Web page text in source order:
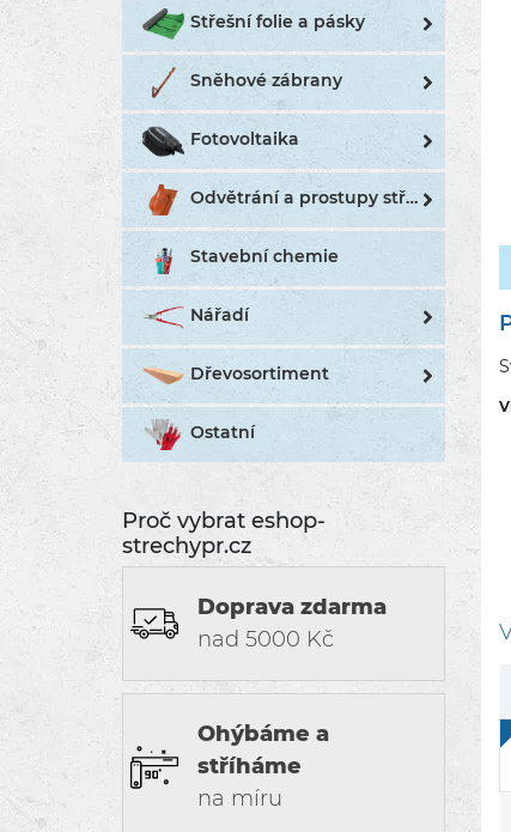
Střešní folie a pásky
Sněhové zábrany
Fotovoltaika
Odvětrání a prostupy střechou
Stavební chemie
Nářadí
Dřevosortiment
Ostatní
Proč vybrat eshop-
strechypr.cz
Doprava zdarma
nad 5000 Kč
Ohýbáme a
stříháme
na míru